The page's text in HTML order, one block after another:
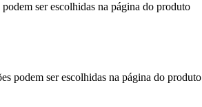
ser escolhidas na página do produto
podem ser escolhidas na página do produto